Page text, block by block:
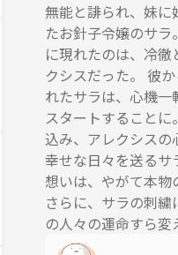
無能と誹られ、妹に
たお針子令嬢のサ
に現れたのは、冷
クシスだった。 彼
れたサラは、心機
スタートすること
込み、アレクシスの
幸せな日々を送るサ
想いは、やがて本物
さらに、サラの刺
の人々の運命すら変